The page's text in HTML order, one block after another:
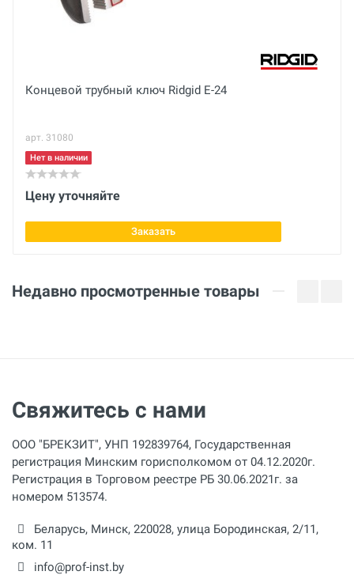
Макс. рабочий Ø захвата
Вес брутто
кг
Материал
Тип
Концевой трубный ключ Ridgid E-24
арт. 31080
Нет в наличии
Цену уточняйте
Заказать
Недавно просмотренные товары
Свяжитесь с нами
ООО "БРЕКЗИТ", УНП 192839764, Государственная
регистрация Минским горисполкомом от 04.12.2020г.
Регистрация в Торговом реестре РБ 30.06.2021г. за
номером 513574.
Беларусь, Минск, 220028, улица Бородинская, 2/11,
ком. 11
info@prof-inst.by